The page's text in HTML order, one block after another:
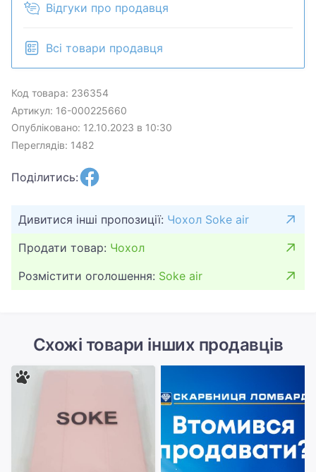
Відгуки про продавця
Всі товари продавця
Код товара: 236354
Артикул: 16-000225660
Опубліковано: 12.10.2023 в 10:30
Переглядів: 1482
Поділитись:
Дивитися інші пропозиції: Чохол Soke air
Продати товар: Чохол
Розмістити оголошення: Soke air
Схожі товари інших продавців